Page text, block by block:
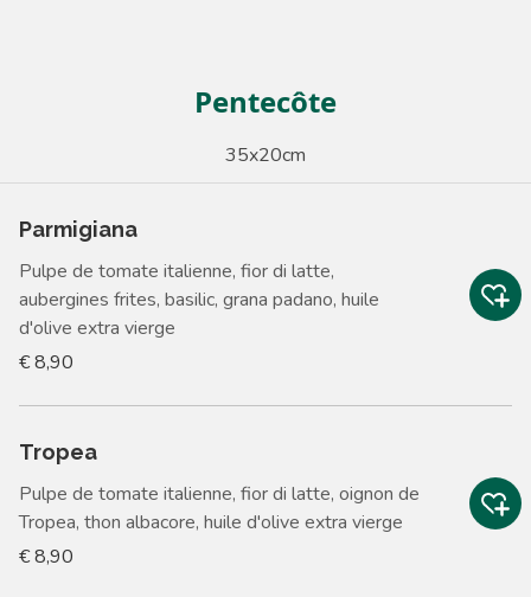
Pentecôte
35x20cm
Parmigiana
Pulpe de tomate italienne, fior di latte,
aubergines frites, basilic, grana padano, huile
d'olive extra vierge
€ 8,90
Tropea
Pulpe de tomate italienne, fior di latte, oignon de
Tropea, thon albacore, huile d'olive extra vierge
€ 8,90